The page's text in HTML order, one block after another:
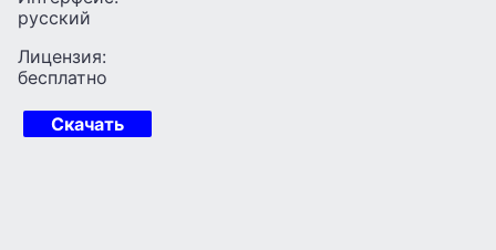
русский
Лицензия:
бесплатно
Скачать